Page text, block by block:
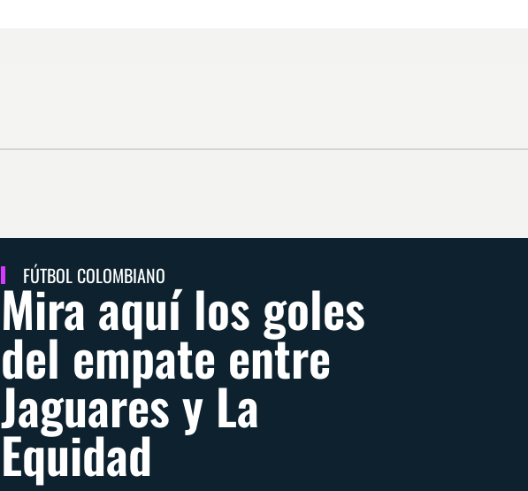
FÚTBOL COLOMBIANO
Mira aquí los goles
del empate entre
Jaguares y La
Equidad